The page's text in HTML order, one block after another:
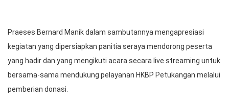
Praeses Bernard Manik dalam sambutannya mengapresiasi
kegiatan yang dipersiapkan panitia seraya mendorong peserta
yang hadir dan yang mengikuti acara secara live streaming untuk
bersama-sama mendukung pelayanan HKBP Petukangan melalui
pemberian donasi.